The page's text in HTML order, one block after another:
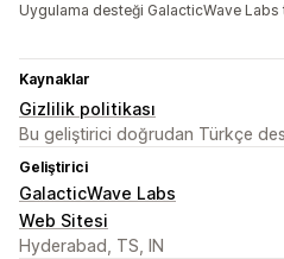
Uygulama desteği GalacticWave Labs
Kaynaklar
Gizlilik politikası
Bu geliştirici doğrudan Türkçe
Geliştirici
GalacticWave Labs
Web Sitesi
Hyderabad, TS, IN